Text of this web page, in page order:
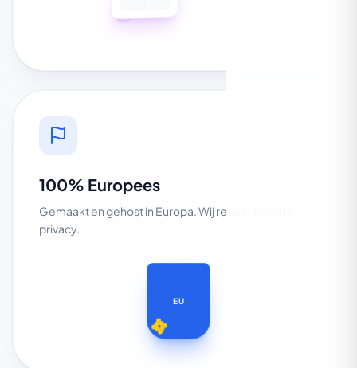
100% Europees
Gemaakt en gehost in Europa. Wij respecteren je
privacy.
EU